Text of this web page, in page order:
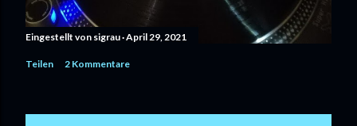
Eingestellt von sigrau April 29, 2021
Teilen 2 Kommentare